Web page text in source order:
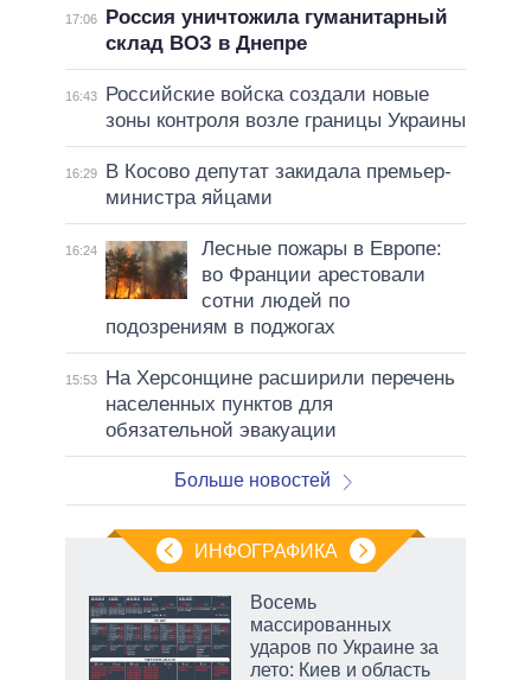
17:06
Россия уничтожила гуманитарный
склад ВОЗ в Днепре
16:43
Российские войска создали новые
зоны контроля возле границы Украины
16:29
В Косово депутат закидала премьер-
министра яйцами
16:24
Лесные пожары в Европе:
во Франции арестовали
сотни людей по
подозрениям в поджогах
15:53
На Херсонщине расширили перечень
населенных пунктов для
обязательной эвакуации
Больше новостей
ИНФОГРАФИКА
Восемь
массированных
ударов по Украине за
лето: Киев и область